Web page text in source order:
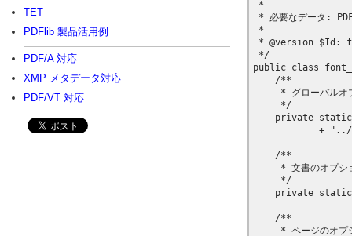
TET
PDFlib 製品活用例
PDF/A 対応
XMP メタデータ対応
PDF/VT 対応